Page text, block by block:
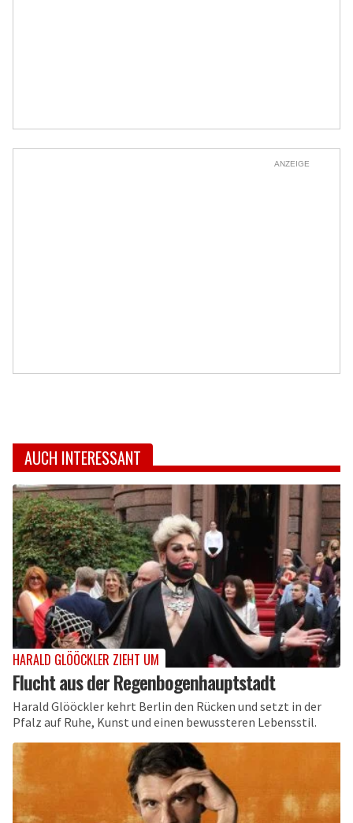
ANZEIGE
AUCH INTERESSANT
HARALD GLÖÖCKLER ZIEHT UM
Flucht aus der Regenbogenhauptstadt
Harald Glööckler kehrt Berlin den Rücken und setzt in der
Pfalz auf Ruhe, Kunst und einen bewussteren Lebensstil.